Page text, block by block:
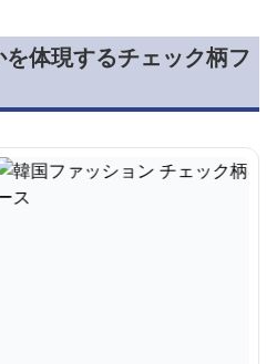
体現するチェック柄フ